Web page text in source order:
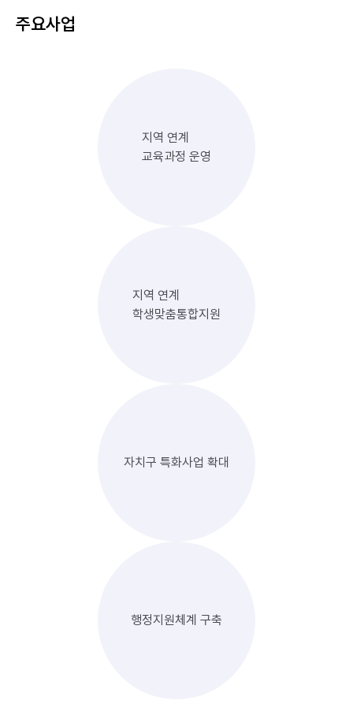
주요사업
지역 연계
교육과정 운영
지역 연계
학생맞춤통합지원
자치구 특화사업 확대
행정지원체계 구축